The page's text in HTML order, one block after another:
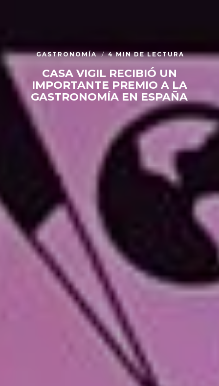
GASTRONOMÍA 4 MIN DE LECTURA
CASA VIGIL RECIBIÓ UN
IMPORTANTE PREMIO A LA
GASTRONOMÍA EN ESPAÑA